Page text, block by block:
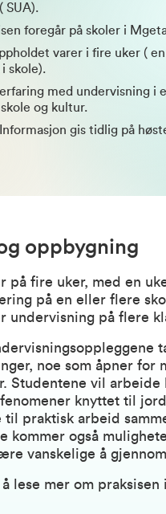
SUA).
foregår på skoler i
varer i fire uker (
skole).
med undervisning i
og kultur.
gis tidlig på
oppbygning
på fire uker, med en
på en eller flere
undervisning på flere
noe som åpner for
Studentene vil
knyttet til
til praktisk arbeid
kommer også
vanskelige å
lese mer om praksisen